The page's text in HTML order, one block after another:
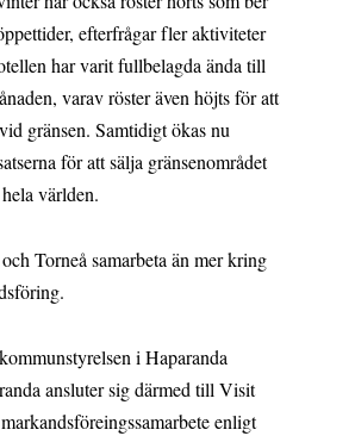
efterfrågar fler aktiviteter
har varit fullbelagda ända till
varav röster även höjts för att
gränsen. Samtidigt ökas nu
för att sälja gränsenområdet
världen.
Torneå samarbeta än mer kring
i Haparanda
ansluter sig därmed till Visit
enligt